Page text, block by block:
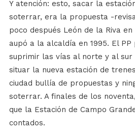
Y atención: esto, sacar la
soterrar, era la propuesta -
poco después León de la Riva
aupó a la alcaldía en 1995. El
suprimir las vías al norte y al sur
situar la nueva estación de
ciudad bullía de propuestas y
soterrar. A finales de los
que la Estación de Campo
contados.